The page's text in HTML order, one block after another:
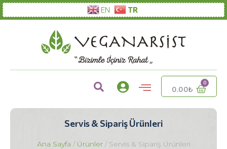
EN TR
0.00₺
Servis & Sipariş Ürünleri
Ana Sayfa / Ürünler/ Servis & Sipariş Ürünleri